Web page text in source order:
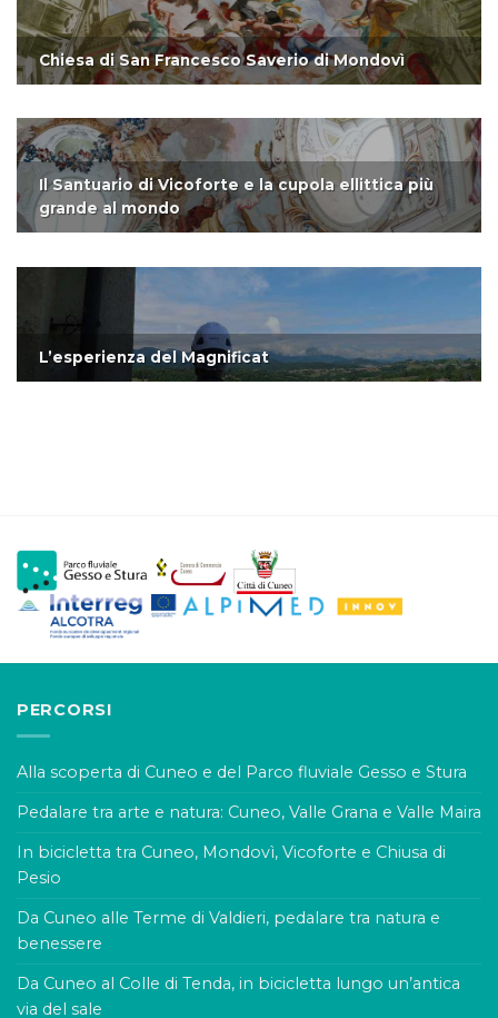
Chiesa di San Francesco Saverio di Mondovì
Il Santuario di Vicoforte e la cupola ellittica più
grande al mondo
L’esperienza del Magnificat
PERCORSI
Alla scoperta di Cuneo e del Parco fluviale Gesso e Stura
Pedalare tra arte e natura: Cuneo, Valle Grana e Valle Maira
In bicicletta tra Cuneo, Mondovì, Vicoforte e Chiusa di
Pesio
Da Cuneo alle Terme di Valdieri, pedalare tra natura e
benessere
Da Cuneo al Colle di Tenda, in bicicletta lungo un’antica
via del sale